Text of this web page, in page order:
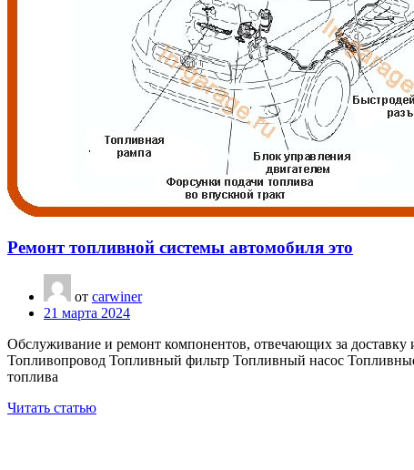
Ремонт топливной системы автомобиля это
от carwiner
21 марта 2024
Обслуживание и ремонт компонентов, отвечающих за
Топливопровод Топливный фильтр Топливный насос
топлива
Читать статью